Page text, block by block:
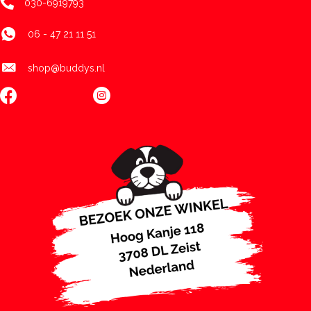
030-6919793
06 - 47 21 11 51
shop@buddys.nl